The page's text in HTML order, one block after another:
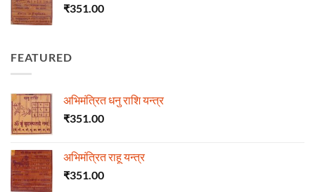
₹351.00
FEATURED
अभिमंत्रित धनु राशि यन्त्र
₹351.00
अभिमंत्रित राहू यन्त्र
₹351.00